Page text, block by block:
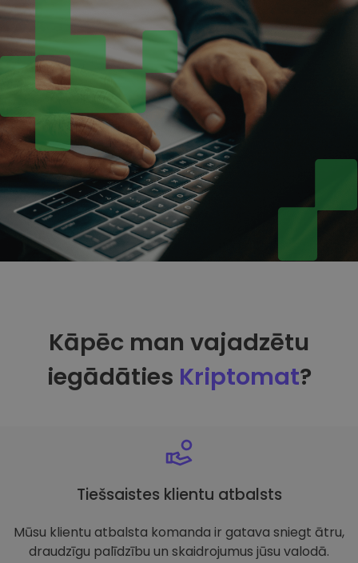
Kāpēc man vajadzētu
iegādāties Kriptomat?
Tiešsaistes klientu atbalsts
Mūsu klientu atbalsta komanda ir gatava sniegt ātru,
draudzīgu palīdzību un skaidrojumus jūsu valodā.